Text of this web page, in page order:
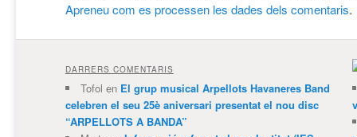
Apreneu com es processen les dades dels comentaris.
DARRERS COMENTARIS
Tofol en El grup musical Arpellots Havaneres Band
celebren el seu 25è aniversari presentat el nou disc
“ARPELLOTS A BANDA”